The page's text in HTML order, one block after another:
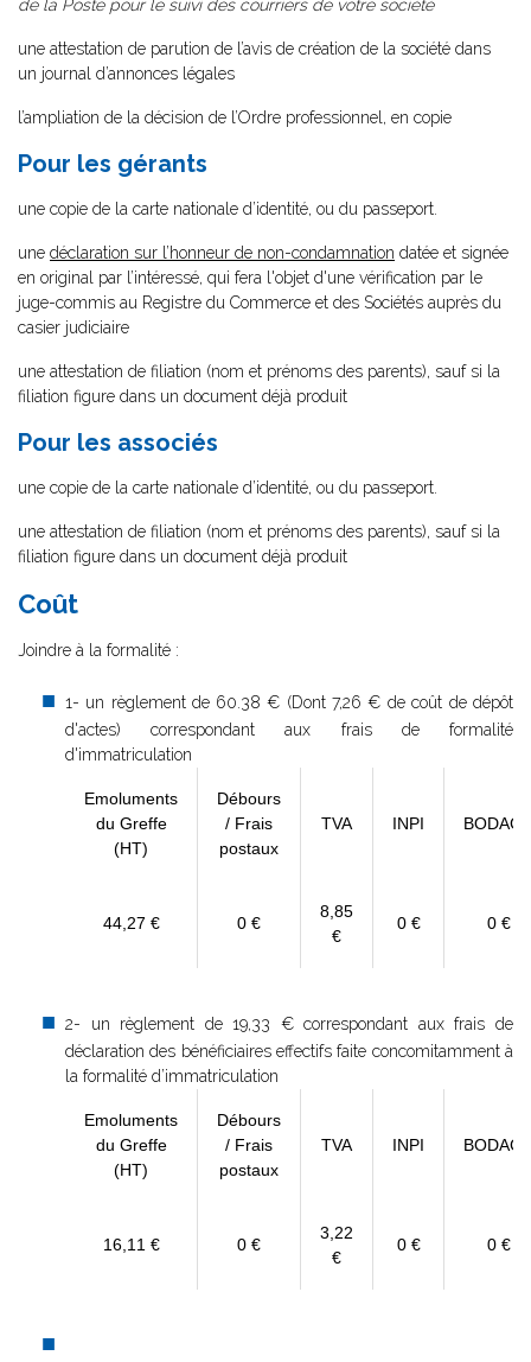
de la Poste pour le suivi des courriers de votre société
une attestation de parution de l’avis de création de la société dans
un journal d’annonces légales
l’ampliation de la décision de l’Ordre professionnel, en copie
Pour les gérants
une copie de la carte nationale d’identité, ou du passeport.
une déclaration sur l’honneur de non-condamnation datée et signée
en original par l’intéressé, qui fera l'objet d'une vérification par le
juge-commis au Registre du Commerce et des Sociétés auprès du
casier judiciaire
une attestation de filiation (nom et prénoms des parents), sauf si la
filiation figure dans un document déjà produit
Pour les associés
une copie de la carte nationale d’identité, ou du passeport.
une attestation de filiation (nom et prénoms des parents), sauf si la
filiation figure dans un document déjà produit
Coût
Joindre à la formalité :
1- un règlement de 60.38 € (Dont 7,26 € de coût de dépôt
d'actes) correspondant aux frais de formalité
d'immatriculation
Emoluments
du Greffe
(HT)
Débours
/ Frais
postaux
TVA INPI
44,27 € 0 €
8,85
€
0 € 0 €
2- un règlement de 19,33 € correspondant aux frais de
déclaration des bénéficiaires effectifs faite concomitamment à
la formalité d’immatriculation
Emoluments
du Greffe
(HT)
Débours
/ Frais
postaux
TVA INPI
16,11 € 0 €
3,22
€
0 € 0 €